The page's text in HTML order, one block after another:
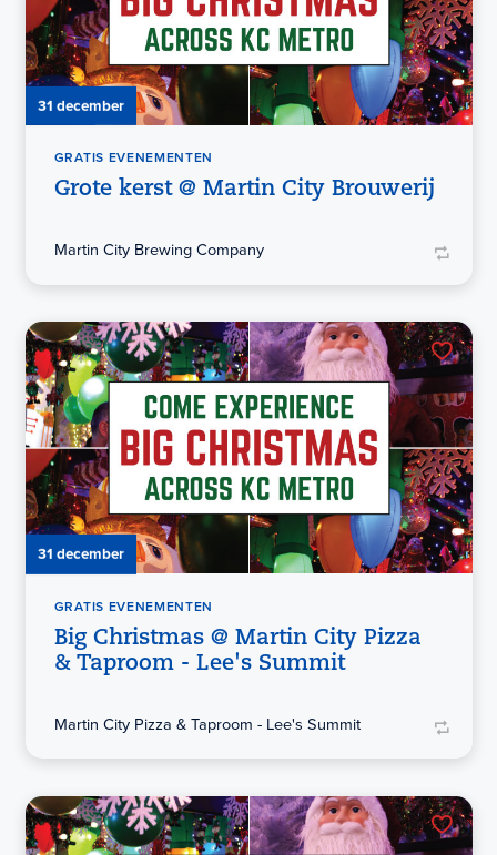
31 december
GRATIS EVENEMENTEN
Grote kerst @ Martin City Brouwerij
Martin City Brewing Company
31 december
GRATIS EVENEMENTEN
Big Christmas @ Martin City Pizza
& Taproom - Lee's Summit
Martin City Pizza & Taproom - Lee's Summit